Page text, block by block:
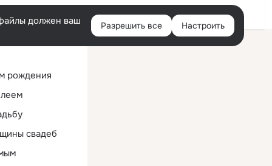
Помощь
должен ваш
Разрешить все Настроить
рождения
свадеб